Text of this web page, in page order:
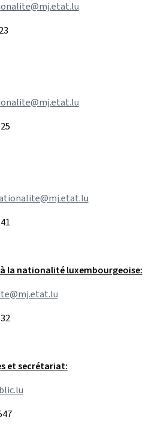
la nationalité luxembourgeoise:
et secrétariat: